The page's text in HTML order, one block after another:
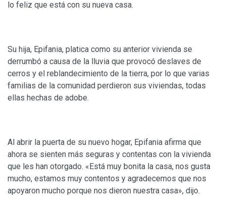
lo feliz que está con su nueva casa.
Su hija, Epifania, platica como su anterior vivienda se
derrumbó a causa de la lluvia que provocó deslaves de
cerros y el reblandecimiento de la tierra, por lo que varias
familias de la comunidad perdieron sus viviendas, todas
ellas hechas de adobe.
Al abrir la puerta de su nuevo hogar, Epifania afirma que
ahora se sienten más seguras y contentas con la vivienda
que les han otorgado. «Está muy bonita la casa, nos gusta
mucho, estamos muy contentos y agradecemos que nos
apoyaron mucho porque nos dieron nuestra casa», dijo.